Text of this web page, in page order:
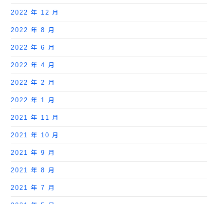
2022 年 12 月
2022 年 8 月
2022 年 6 月
2022 年 4 月
2022 年 2 月
2022 年 1 月
2021 年 11 月
2021 年 10 月
2021 年 9 月
2021 年 8 月
2021 年 7 月